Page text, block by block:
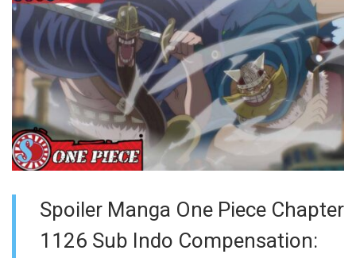
Spoiler Manga One Piece Chapter
1126 Sub Indo Compensation: